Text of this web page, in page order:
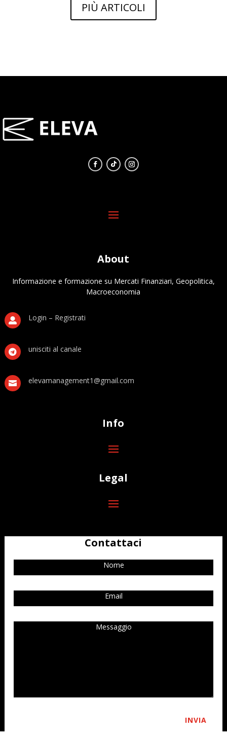
PIÙ ARTICOLI
About
Informazione e formazione su Mercati Finanziari, Geopolitica,
Macroeconomia
 Login – Registrati
 unisciti al canale
 elevamanagement1@gmail.com
Info
Legal
Contattaci
INVIA